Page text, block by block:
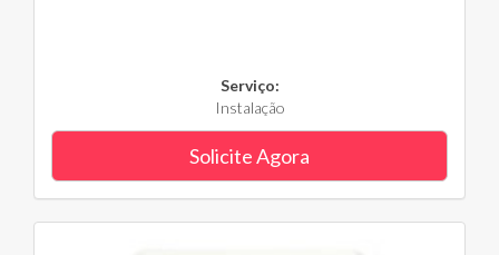
Serviço:
Instalação
Solicite Agora